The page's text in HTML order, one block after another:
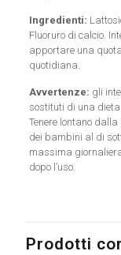
Ingredienti:
Fluoruro di calcio.
apportare una
quotidiana.
Avvertenze: gli
sostituti di una
Tenere lontano
dei bambini al di
massima
dopo l’uso.
Prodotti